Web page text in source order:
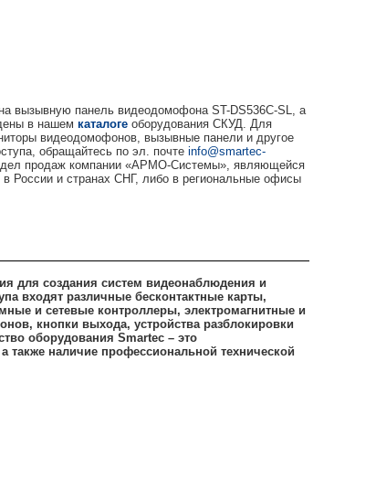
вызывную панель видеодомофона ST-DS536C-SL, а
в нашем каталоге оборудования СКУД. Для
видеодомофонов, вызывные панели и другое
обращайтесь по эл. почте info@smartec-
продаж компании «АРМО-Системы», являющейся
России и странах СНГ, либо в региональные офисы
для создания систем видеонаблюдения и
входят различные бесконтактные карты,
и сетевые контроллеры, электромагнитные и
кнопки выхода, устройства разблокировки
оборудования Smartec – это
также наличие профессиональной технической